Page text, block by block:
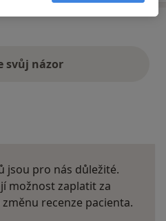
svůj názor
jsou pro nás důležité.
možnost zaplatit za
recenze pacienta.